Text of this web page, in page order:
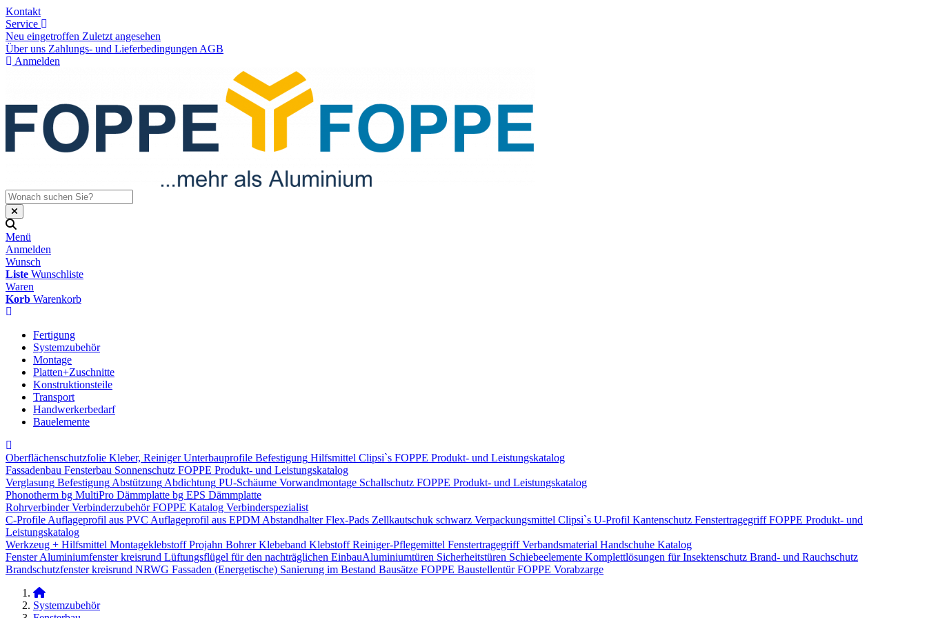
Kontakt
Service
Neu eingetroffen Zuletzt angesehen
Über uns Zahlungs- und Lieferbedingungen AGB
Anmelden
Menü
Anmelden
Wunsch
Liste Wunschliste
Waren
Korb Warenkorb
Fertigung
Systemzubehör
Montage
Platten+Zuschnitte
Konstruktionsteile
Transport
Handwerkerbedarf
Bauelemente
Oberflächenschutzfolie Kleber, Reiniger Unterbauprofile Befestigung Hilfsmittel Clipsi`s FOPPE Produkt- und Leistungskatalog
Fassadenbau Fensterbau Sonnenschutz FOPPE Produkt- und Leistungskatalog
Verglasung Befestigung Abstützung Abdichtung PU-Schäume Vorwandmontage Schallschutz FOPPE Produkt- und Leistungskatalog
Phonotherm bg MultiPro Dämmplatte bg EPS Dämmplatte
Rohrverbinder Verbinderzubehör FOPPE Katalog Verbinderspezialist
C-Profile Auflageprofil aus PVC Auflageprofil aus EPDM Abstandhalter Flex-Pads Zellkautschuk schwarz Verpackungsmittel Clipsi`s U-Profil Kantenschutz Fenstertragegriff FOPPE Produkt- und
Leistungskatalog
Werkzeug + Hilfsmittel Montageklebstoff Projahn Bohrer Klebeband Klebstoff Reiniger-Pflegemittel Fenstertragegriff Verbandsmaterial Handschuhe Katalog
Fenster Aluminiumfenster kreisrund Lüftungsflügel für den nachträglichen Einbau​Aluminiumtüren Sicherheitstüren Schiebeelemente Komplettlösungen für Insektenschutz Brand- und Rauchschutz​
Brandschutzfenster kreisrund NRWG Fassaden (Energetische) Sanierung im Bestand Bausätze FOPPE Baustellentür FOPPE Vorabzarge
Systemzubehör